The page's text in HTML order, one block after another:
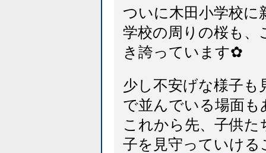
ついに木田小学校に
学校の周りの桜も、
き誇っています✿
少し不安げな様子
で並んでいる場面
これから先、子供
子を見守っていけ